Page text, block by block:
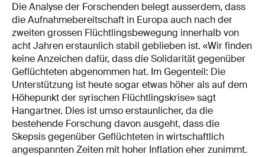
Die Analyse der Forschenden belegt ausserdem, dass
die Aufnahmebereitschaft in Europa auch nach der
zweiten grossen Flüchtlingsbewegung innerhalb von
acht Jahren erstaunlich stabil geblieben ist. «Wir finden
keine Anzeichen dafür, dass die Solidarität gegenüber
Geflüchteten abgenommen hat. Im Gegenteil: Die
Unterstützung ist heute sogar etwas höher als auf dem
Höhepunkt der syrischen Flüchtlingskrise» sagt
Hangartner. Dies ist umso erstaunlicher, da die
bestehende Forschung davon ausgeht, dass die
Skepsis gegenüber Geflüchteten in wirtschaftlich
angespannten Zeiten mit hoher Inflation eher zunimmt.